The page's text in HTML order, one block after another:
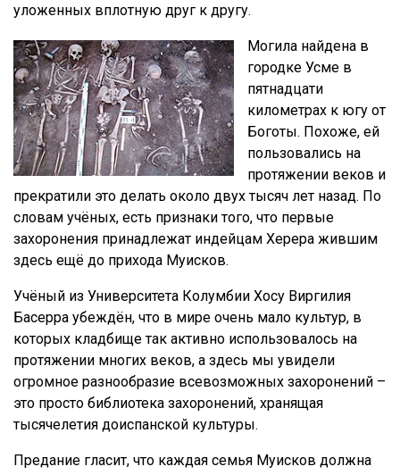
уложенных вплотную друг к другу.
Могила найдена в
городке Усме в
пятнадцати
километрах к югу от
Боготы. Похоже, ей
пользовались на
протяжении веков и
прекратили это делать около двух тысяч лет назад. По
словам учёных, есть признаки того, что первые
захоронения принадлежат индейцам Херера жившим
здесь ещё до прихода Муисков.
Учёный из Университета Колумбии Хосу Виргилия
Басерра убеждён, что в мире очень мало культур, в
которых кладбище так активно использовалось на
протяжении многих веков, а здесь мы увидели
огромное разнообразие всевозможных захоронений –
это просто библиотека захоронений, хранящая
тысячелетия доиспанской культуры.
Предание гласит, что каждая семья Муисков должна